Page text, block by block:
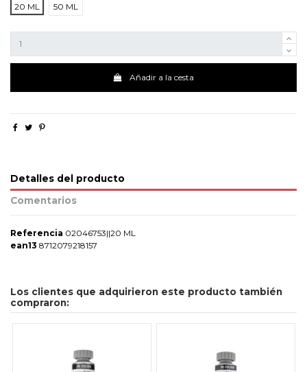
20 ML
50 ML
Añadir a la cesta
Detalles del producto
Comentarios
Referencia 02046753||20 ML
ean13 8712079218157
Los clientes que adquirieron este producto también
compraron: